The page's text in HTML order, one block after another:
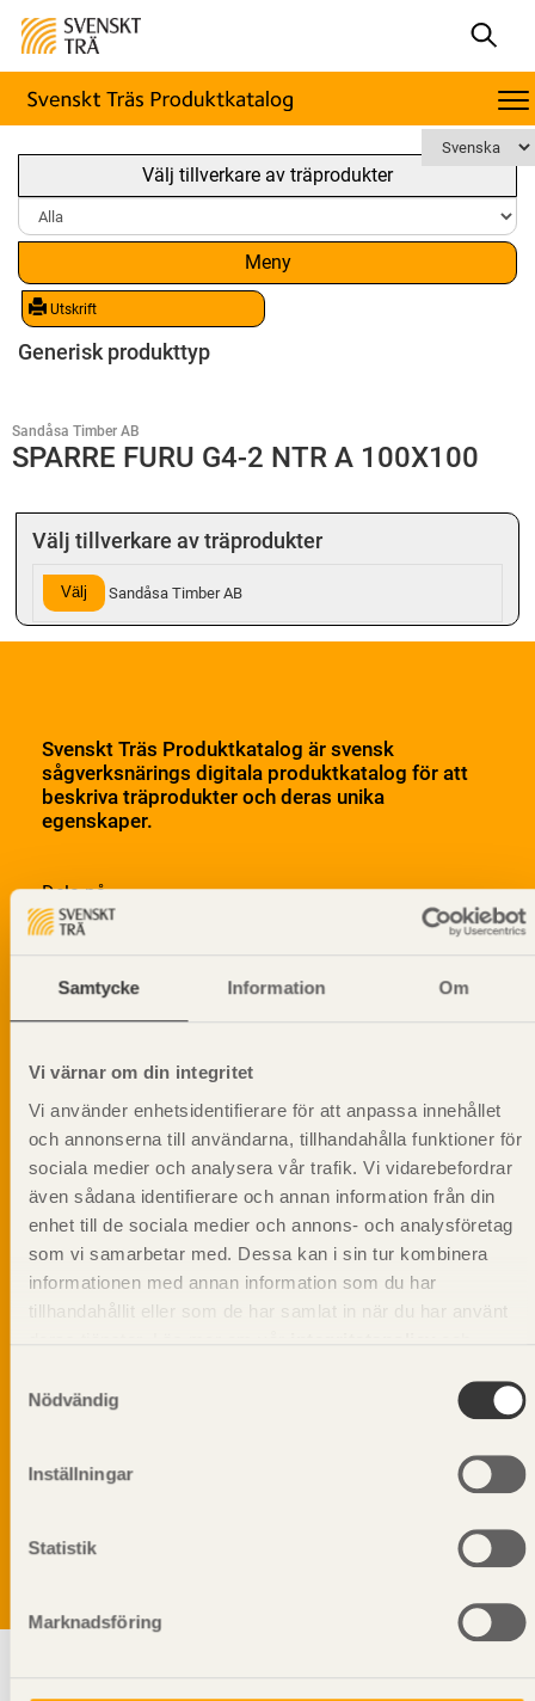
Samtycke Information Om
Vi värnar om din integritet
Vi använder enhetsidentifierare för att anpassa innehållet
och annonserna till användarna, tillhandahålla funktioner för
sociala medier och analysera vår trafik. Vi vidarebefordrar
även sådana identifierare och annan information från din
enhet till de sociala medier och annons- och analysföretag
som vi samarbetar med. Dessa kan i sin tur kombinera
informationen med annan information som du har
tillhandahållit eller som de har samlat in när du har använt
Nödvändig
Inställningar
Statistik
Marknadsföring
Välj tillverkare av träprodukter
Meny
Utskrift
Generisk produkttyp
Sandåsa Timber AB
SPARRE FURU G4-2 NTR A 100X100
Välj tillverkare av träprodukter
Välj Sandåsa Timber AB
Svenskt Träs Produktkatalog är svensk
sågverksnärings digitala produktkatalog för att
beskriva träprodukter och deras unika
egenskaper.
Dela på
personuppgifter alltid hanteras på ett ansvarsfullt sätt.